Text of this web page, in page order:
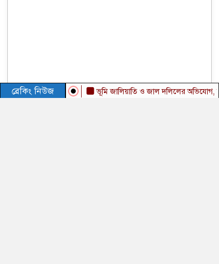
ব্রেকিং নিউজ ভূমি জালিয়াতি ও জাল দলিলের অভিযোগ, জীবনের